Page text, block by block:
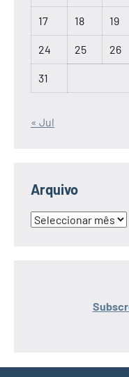
17 18 19
24 25 26
31
« Jul
Arquivo
Arquivo